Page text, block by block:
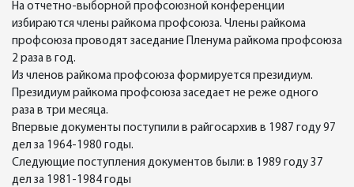
На отчетно-выборной профсоюзной конференции
избираются члены райкома профсоюза. Члены райкома
профсоюза проводят заседание Пленума райкома профсоюза
2 раза в год.
Из членов райкома профсоюза формируется президиум.
Президиум райкома профсоюза заседает не реже одного
раза в три месяца.
Впервые документы поступили в райгосархив в 1987 году 97
дел за 1964-1980 годы.
Следующие поступления документов были: в 1989 году 37
дел за 1981-1984 годы